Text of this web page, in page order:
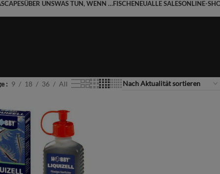
ÜBER UNSWAS TUN, WENN …FISCHENEUALLE SALESONLINE-
9 18 36 All